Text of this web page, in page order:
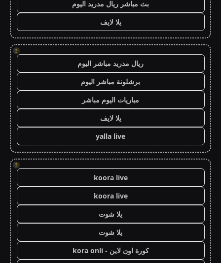
بث مباشر ريال مدريد اليوم
يلا لايف
!
ريال مدريد مباشر اليوم
برشلونة مباشر اليوم
مباريات اليوم مباشر
يلا لايف
yalla live
!
koora live
koora live
يلا شوت
يلا شوت
كورة اون لاين - kora onli